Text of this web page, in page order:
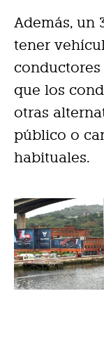
Además, un
tener
conductores
que los
otras
público o
habituales.